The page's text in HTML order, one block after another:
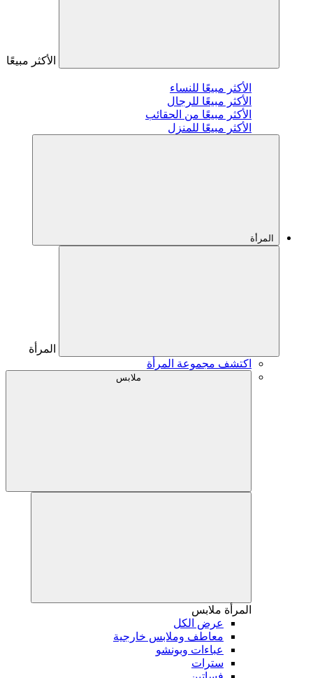
الأكثر مبيعًا
الأكثر مبيعًا للنساء
الأكثر مبيعًا للرجال
الأكثر مبيعًا من الحقائب
الأكثر مبيعًا للمنزل
المرأة
المرأة
اكتشف مجموعة المرأة
ملابس
المرأة ملابس
عرض الكل
معاطف وملابس خارجية
عباءات وبونشو
سترات